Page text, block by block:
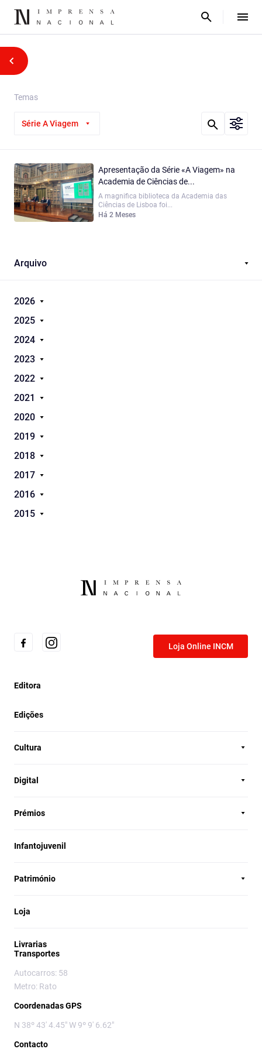
Temas
Série A Viagem
Apresentação da Série «A Viagem» na
Academia de Ciências de...
A magnifica biblioteca da Academia das
Ciências de Lisboa foi...
Há 2 Meses
Arquivo
2026
2025
2024
2023
2022
2021
2020
2019
2018
2017
2016
2015
Loja Online INCM
Editora
Edições
Cultura
Digital
Prémios
Infantojuvenil
Património
Loja
Livrarias
Transportes
Autocarros: 58
Metro: Rato
Coordenadas GPS
N 38º 43' 4.45" W 9º 9' 6.62"
Contacto